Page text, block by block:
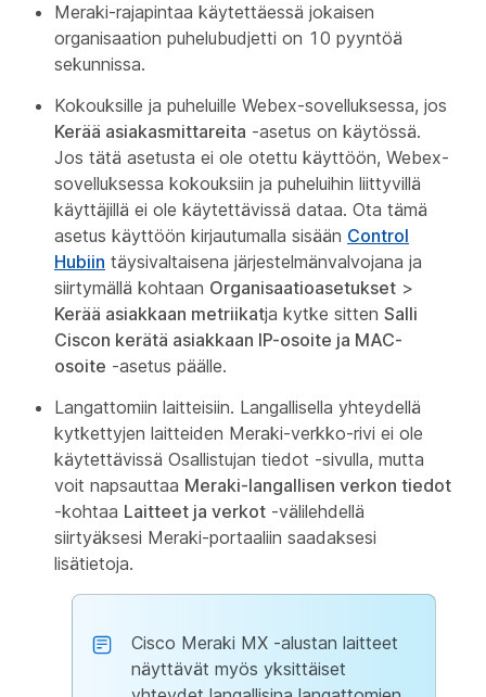
Meraki-rajapintaa käytettäessä jokaisen
organisaation puhelubudjetti on 10 pyyntöä
sekunnissa.
Kokouksille ja puheluille Webex-sovelluksessa, jos
Kerää asiakasmittareita -asetus on käytössä.
Jos tätä asetusta ei ole otettu käyttöön, Webex-
sovelluksessa kokouksiin ja puheluihin liittyvillä
käyttäjillä ei ole käytettävissä dataa. Ota tämä
asetus käyttöön kirjautumalla sisään Control
Hubiin täysivaltaisena järjestelmänvalvojana ja
siirtymällä kohtaan Organisaatioasetukset >
Kerää asiakkaan metriikatja kytke sitten Salli
Ciscon kerätä asiakkaan IP-osoite ja MAC-
osoite -asetus päälle.
Langattomiin laitteisiin. Langallisella yhteydellä
kytkettyjen laitteiden Meraki-verkko-rivi ei ole
käytettävissä Osallistujan tiedot -sivulla, mutta
voit napsauttaa Meraki-langallisen verkon tiedot
-kohtaa Laitteet ja verkot -välilehdellä
siirtyäksesi Meraki-portaaliin saadaksesi
lisätietoja.
Cisco Meraki MX -alustan laitteet
näyttävät myös yksittäiset